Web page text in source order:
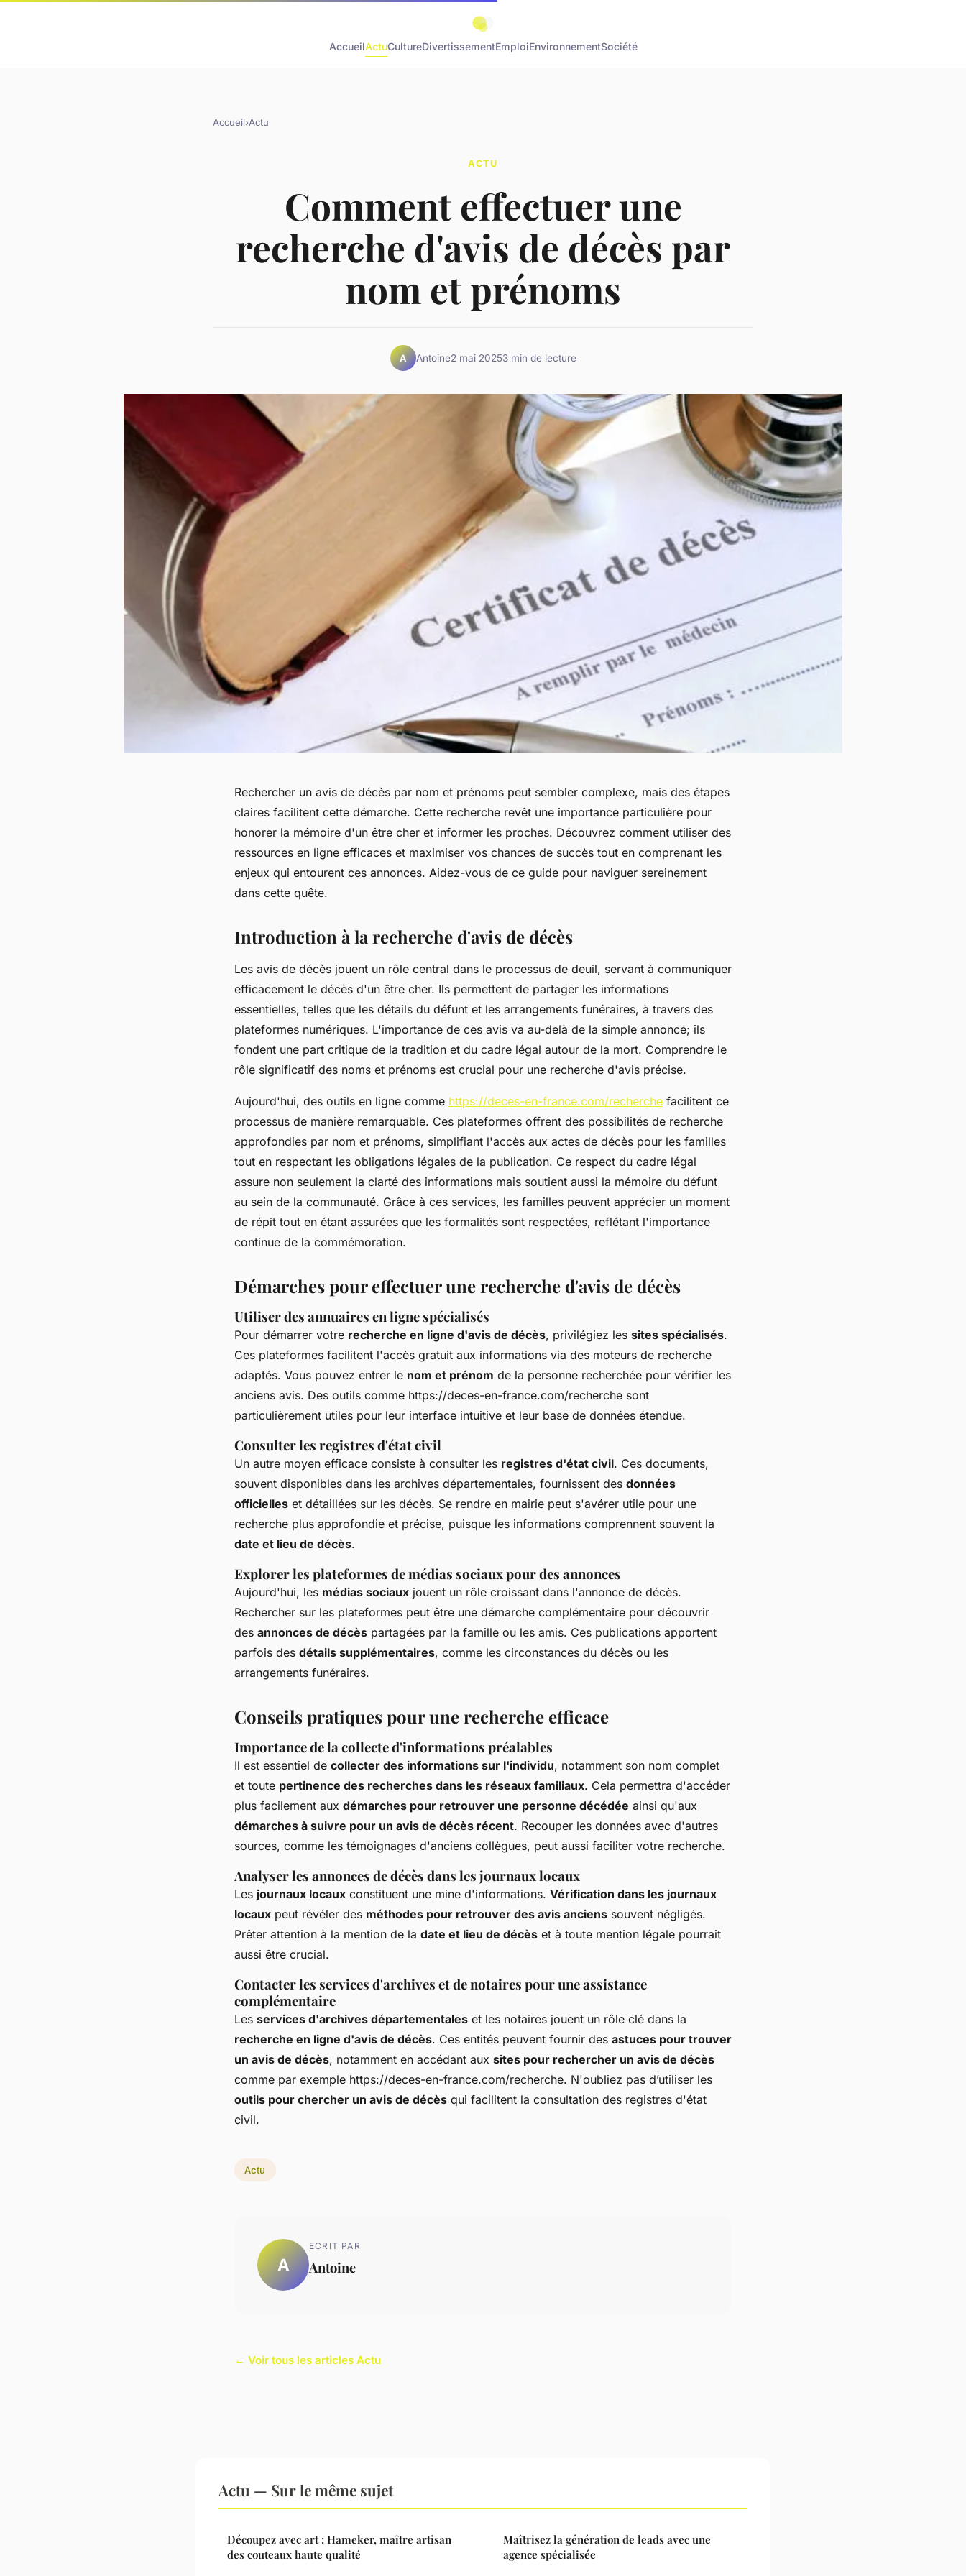
AccueilActuCultureDivertissementEmploiEnvironnementSociété
Accueil›Actu
ACTU
Comment effectuer une
recherche d'avis de décès par
nom et prénoms
A Antoine2 mai 20253 min de lecture
Rechercher un avis de décès par nom et prénoms peut sembler complexe, mais des étapes
claires facilitent cette démarche. Cette recherche revêt une importance particulière pour
honorer la mémoire d'un être cher et informer les proches. Découvrez comment utiliser des
ressources en ligne efficaces et maximiser vos chances de succès tout en comprenant les
enjeux qui entourent ces annonces. Aidez-vous de ce guide pour naviguer sereinement
dans cette quête.
Introduction à la recherche d'avis de décès
Les avis de décès jouent un rôle central dans le processus de deuil, servant à communiquer
efficacement le décès d'un être cher. Ils permettent de partager les informations
essentielles, telles que les détails du défunt et les arrangements funéraires, à travers des
plateformes numériques. L'importance de ces avis va au-delà de la simple annonce; ils
fondent une part critique de la tradition et du cadre légal autour de la mort. Comprendre le
rôle significatif des noms et prénoms est crucial pour une recherche d'avis précise.
Aujourd'hui, des outils en ligne comme https://deces-en-france.com/recherche facilitent ce
processus de manière remarquable. Ces plateformes offrent des possibilités de recherche
approfondies par nom et prénoms, simplifiant l'accès aux actes de décès pour les familles
tout en respectant les obligations légales de la publication. Ce respect du cadre légal
assure non seulement la clarté des informations mais soutient aussi la mémoire du défunt
au sein de la communauté. Grâce à ces services, les familles peuvent apprécier un moment
de répit tout en étant assurées que les formalités sont respectées, reflétant l'importance
continue de la commémoration.
Démarches pour effectuer une recherche d'avis de décès
Utiliser des annuaires en ligne spécialisés
Pour démarrer votre recherche en ligne d'avis de décès, privilégiez les sites spécialisés.
Ces plateformes facilitent l'accès gratuit aux informations via des moteurs de recherche
adaptés. Vous pouvez entrer le nom et prénom de la personne recherchée pour vérifier les
anciens avis. Des outils comme https://deces-en-france.com/recherche sont
particulièrement utiles pour leur interface intuitive et leur base de données étendue.
Consulter les registres d'état civil
Un autre moyen efficace consiste à consulter les registres d'état civil. Ces documents,
souvent disponibles dans les archives départementales, fournissent des données
officielles et détaillées sur les décès. Se rendre en mairie peut s'avérer utile pour une
recherche plus approfondie et précise, puisque les informations comprennent souvent la
date et lieu de décès.
Explorer les plateformes de médias sociaux pour des annonces
Aujourd'hui, les médias sociaux jouent un rôle croissant dans l'annonce de décès.
Rechercher sur les plateformes peut être une démarche complémentaire pour découvrir
des annonces de décès partagées par la famille ou les amis. Ces publications apportent
parfois des détails supplémentaires, comme les circonstances du décès ou les
arrangements funéraires.
Conseils pratiques pour une recherche efficace
Importance de la collecte d'informations préalables
Il est essentiel de collecter des informations sur l'individu, notamment son nom complet
et toute pertinence des recherches dans les réseaux familiaux. Cela permettra d'accéder
plus facilement aux démarches pour retrouver une personne décédée ainsi qu'aux
démarches à suivre pour un avis de décès récent. Recouper les données avec d'autres
sources, comme les témoignages d'anciens collègues, peut aussi faciliter votre recherche.
Analyser les annonces de décès dans les journaux locaux
Les journaux locaux constituent une mine d'informations. Vérification dans les journaux
locaux peut révéler des méthodes pour retrouver des avis anciens souvent négligés.
Prêter attention à la mention de la date et lieu de décès et à toute mention légale pourrait
aussi être crucial.
Contacter les services d'archives et de notaires pour une assistance
complémentaire
Les services d'archives départementales et les notaires jouent un rôle clé dans la
recherche en ligne d'avis de décès. Ces entités peuvent fournir des astuces pour trouver
un avis de décès, notamment en accédant aux sites pour rechercher un avis de décès
comme par exemple https://deces-en-france.com/recherche. N'oubliez pas d’utiliser les
outils pour chercher un avis de décès qui facilitent la consultation des registres d'état
civil.
Actu
A
ECRIT PAR
Antoine
← Voir tous les articles Actu
Actu — Sur le même sujet
Découpez avec art : Hameker, maître artisan
des couteaux haute qualité
Maîtrisez la génération de leads avec une
agence spécialisée